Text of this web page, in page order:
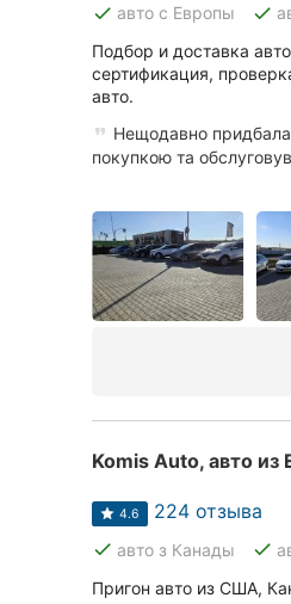
Все города:
Винница
Тернополь
Хмельницкий
Харьков
Запорожье
done авто с Европы done
Подбор и доставка
сертификация,
авто.
Нещодавно придбала
покупкою та
Komis Auto, авто
4.6 224 отзыва
done авто з Канады done
Пригон авто из США,